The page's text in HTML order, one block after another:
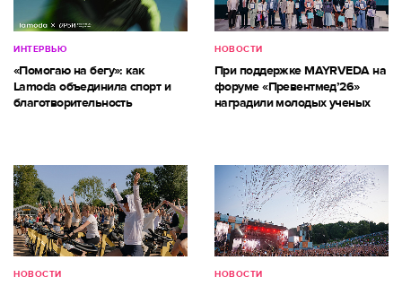
ИНТЕРВЬЮ
«Помогаю на бегу»: как
Lamoda объединила спорт и
благотворительность
НОВОСТИ
При поддержке MAYRVEDA на
форуме «Превентмед’26»
наградили молодых ученых
НОВОСТИ НОВОСТИ